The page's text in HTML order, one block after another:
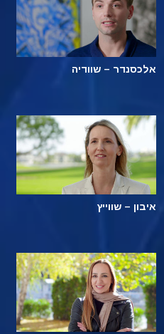
אלכסנדר – שוודיה
איבון – שווייץ